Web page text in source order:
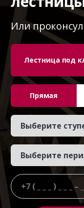
Или
Лестница под
Прямая